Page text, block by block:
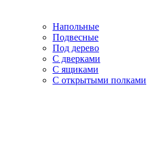
Напольные
Подвесные
Под дерево
С дверками
С ящиками
С открытыми полками